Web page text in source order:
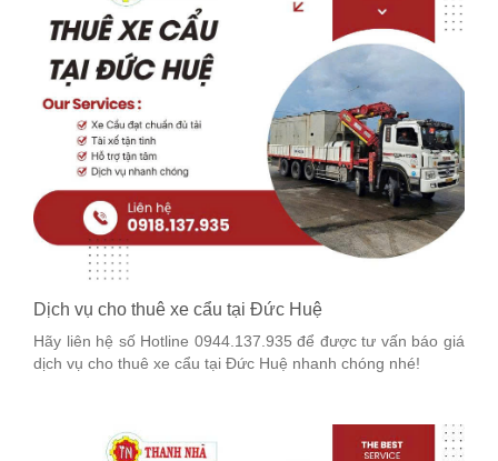
Dịch vụ cho thuê xe cẩu tại Đức Huệ
Hãy liên hệ số Hotline 0944.137.935 để được tư vấn báo giá
dịch vụ cho thuê xe cẩu tại Đức Huệ nhanh chóng nhé!